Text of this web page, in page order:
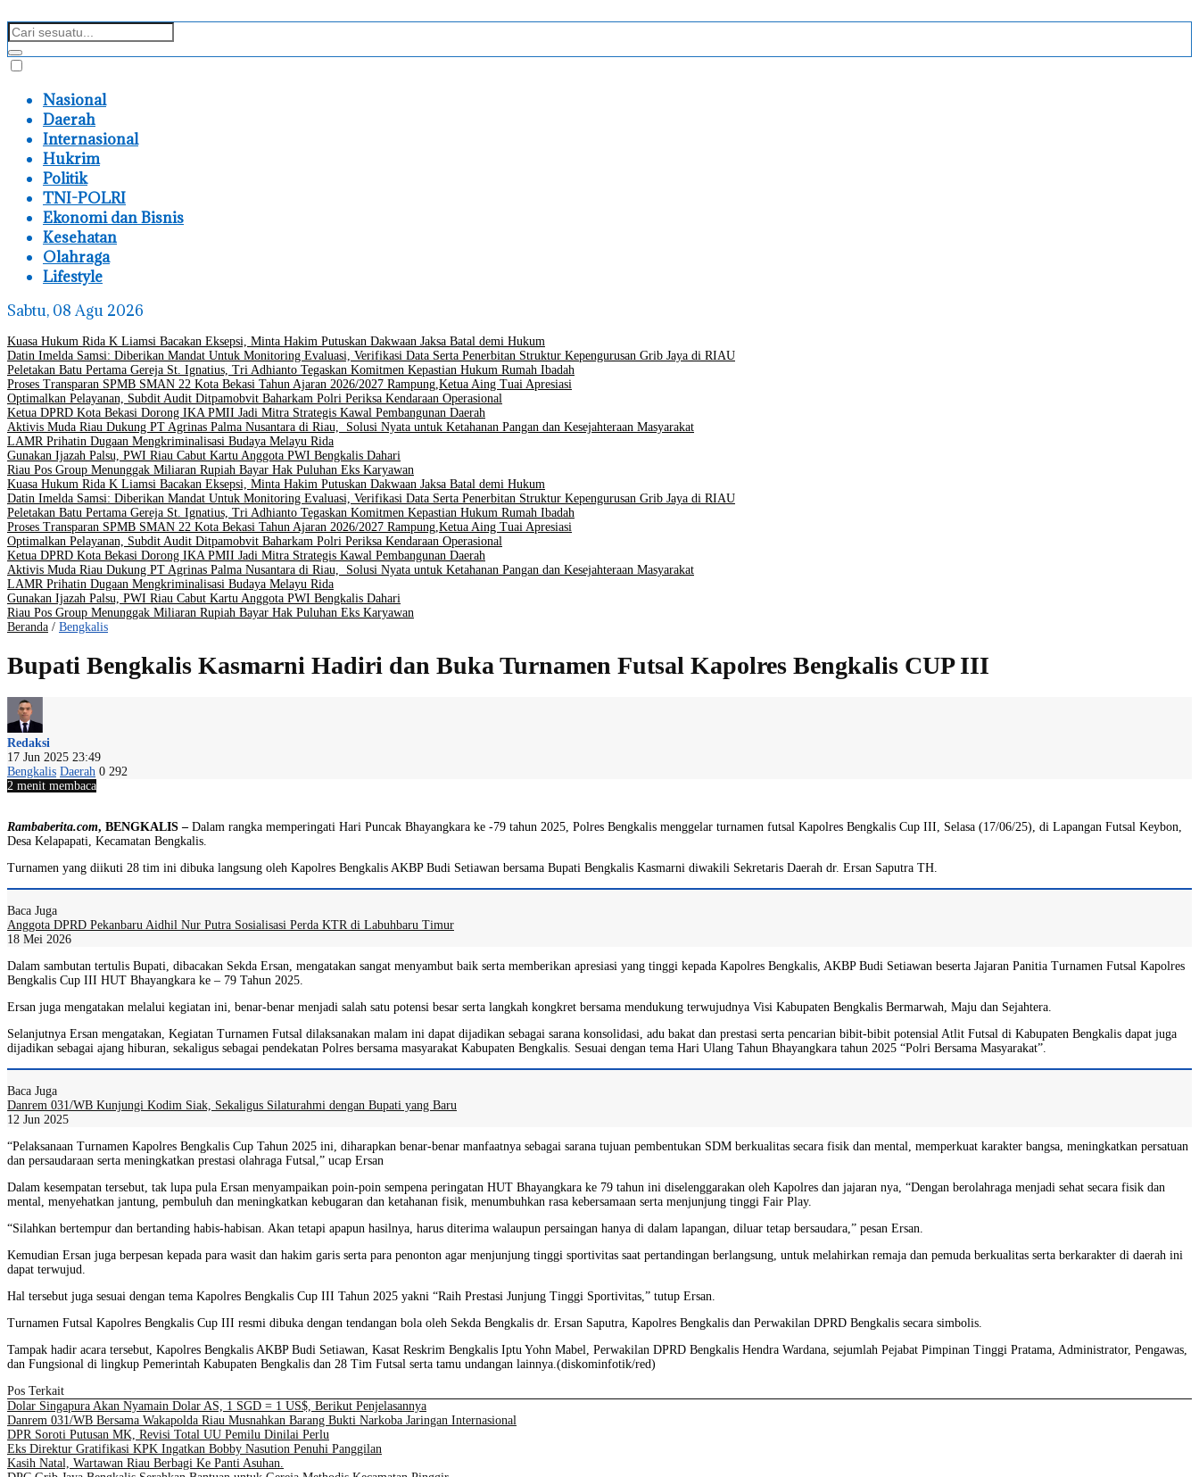
Nasional
Daerah
Internasional
Hukrim
Politik
TNI-POLRI
Ekonomi dan Bisnis
Kesehatan
Olahraga
Lifestyle
Sabtu, 08 Agu 2026
Kuasa Hukum Rida K Liamsi Bacakan Eksepsi, Minta Hakim Putuskan Dakwaan Jaksa Batal demi Hukum
Datin Imelda Samsi: Diberikan Mandat Untuk Monitoring Evaluasi, Verifikasi Data Serta Penerbitan Struktur Kepengurusan Grib Jaya di RIAU
Peletakan Batu Pertama Gereja St. Ignatius, Tri Adhianto Tegaskan Komitmen Kepastian Hukum Rumah Ibadah
Proses Transparan SPMB SMAN 22 Kota Bekasi Tahun Ajaran 2026/2027 Rampung,Ketua Aing Tuai Apresiasi
Optimalkan Pelayanan, Subdit Audit Ditpamobvit Baharkam Polri Periksa Kendaraan Operasional
Ketua DPRD Kota Bekasi Dorong IKA PMII Jadi Mitra Strategis Kawal Pembangunan Daerah
Aktivis Muda Riau Dukung PT Agrinas Palma Nusantara di Riau, Solusi Nyata untuk Ketahanan Pangan dan Kesejahteraan Masyarakat
LAMR Prihatin Dugaan Mengkriminalisasi Budaya Melayu Rida
Gunakan Ijazah Palsu, PWI Riau Cabut Kartu Anggota PWI Bengkalis Dahari
Riau Pos Group Menunggak Miliaran Rupiah Bayar Hak Puluhan Eks Karyawan
Kuasa Hukum Rida K Liamsi Bacakan Eksepsi, Minta Hakim Putuskan Dakwaan Jaksa Batal demi Hukum
Datin Imelda Samsi: Diberikan Mandat Untuk Monitoring Evaluasi, Verifikasi Data Serta Penerbitan Struktur Kepengurusan Grib Jaya di RIAU
Peletakan Batu Pertama Gereja St. Ignatius, Tri Adhianto Tegaskan Komitmen Kepastian Hukum Rumah Ibadah
Proses Transparan SPMB SMAN 22 Kota Bekasi Tahun Ajaran 2026/2027 Rampung,Ketua Aing Tuai Apresiasi
Optimalkan Pelayanan, Subdit Audit Ditpamobvit Baharkam Polri Periksa Kendaraan Operasional
Ketua DPRD Kota Bekasi Dorong IKA PMII Jadi Mitra Strategis Kawal Pembangunan Daerah
Aktivis Muda Riau Dukung PT Agrinas Palma Nusantara di Riau, Solusi Nyata untuk Ketahanan Pangan dan Kesejahteraan Masyarakat
LAMR Prihatin Dugaan Mengkriminalisasi Budaya Melayu Rida
Gunakan Ijazah Palsu, PWI Riau Cabut Kartu Anggota PWI Bengkalis Dahari
Riau Pos Group Menunggak Miliaran Rupiah Bayar Hak Puluhan Eks Karyawan
Beranda / Bengkalis
Bupati Bengkalis Kasmarni Hadiri dan Buka Turnamen Futsal Kapolres Bengkalis CUP III
Redaksi
17 Jun 2025 23:49
Bengkalis Daerah 0 292
2 menit membaca
Rambaberita.com, BENGKALIS – Dalam rangka memperingati Hari Puncak Bhayangkara ke -79 tahun 2025, Polres Bengkalis menggelar turnamen futsal Kapolres Bengkalis Cup III, Selasa (17/06/25), di Lapangan Futsal Keybon,
Desa Kelapapati, Kecamatan Bengkalis.
Turnamen yang diikuti 28 tim ini dibuka langsung oleh Kapolres Bengkalis AKBP Budi Setiawan bersama Bupati Bengkalis Kasmarni diwakili Sekretaris Daerah dr. Ersan Saputra TH.
Baca Juga
Anggota DPRD Pekanbaru Aidhil Nur Putra Sosialisasi Perda KTR di Labuhbaru Timur
18 Mei 2026
Dalam sambutan tertulis Bupati, dibacakan Sekda Ersan, mengatakan sangat menyambut baik serta memberikan apresiasi yang tinggi kepada Kapolres Bengkalis, AKBP Budi Setiawan beserta Jajaran Panitia Turnamen Futsal Kapolres
Bengkalis Cup III HUT Bhayangkara ke – 79 Tahun 2025.
Ersan juga mengatakan melalui kegiatan ini, benar-benar menjadi salah satu potensi besar serta langkah kongkret bersama mendukung terwujudnya Visi Kabupaten Bengkalis Bermarwah, Maju dan Sejahtera.
Selanjutnya Ersan mengatakan, Kegiatan Turnamen Futsal dilaksanakan malam ini dapat dijadikan sebagai sarana konsolidasi, adu bakat dan prestasi serta pencarian bibit-bibit potensial Atlit Futsal di Kabupaten Bengkalis dapat juga
dijadikan sebagai ajang hiburan, sekaligus sebagai pendekatan Polres bersama masyarakat Kabupaten Bengkalis. Sesuai dengan tema Hari Ulang Tahun Bhayangkara tahun 2025 “Polri Bersama Masyarakat”.
Baca Juga
Danrem 031/WB Kunjungi Kodim Siak, Sekaligus Silaturahmi dengan Bupati yang Baru
12 Jun 2025
“Pelaksanaan Turnamen Kapolres Bengkalis Cup Tahun 2025 ini, diharapkan benar-benar manfaatnya sebagai sarana tujuan pembentukan SDM berkualitas secara fisik dan mental, memperkuat karakter bangsa, meningkatkan persatuan
dan persaudaraan serta meningkatkan prestasi olahraga Futsal,” ucap Ersan
Dalam kesempatan tersebut, tak lupa pula Ersan menyampaikan poin-poin sempena peringatan HUT Bhayangkara ke 79 tahun ini diselenggarakan oleh Kapolres dan jajaran nya, “Dengan berolahraga menjadi sehat secara fisik dan
mental, menyehatkan jantung, pembuluh dan meningkatkan kebugaran dan ketahanan fisik, menumbuhkan rasa kebersamaan serta menjunjung tinggi Fair Play.
“Silahkan bertempur dan bertanding habis-habisan. Akan tetapi apapun hasilnya, harus diterima walaupun persaingan hanya di dalam lapangan, diluar tetap bersaudara,” pesan Ersan.
Kemudian Ersan juga berpesan kepada para wasit dan hakim garis serta para penonton agar menjunjung tinggi sportivitas saat pertandingan berlangsung, untuk melahirkan remaja dan pemuda berkualitas serta berkarakter di daerah ini
dapat terwujud.
Hal tersebut juga sesuai dengan tema Kapolres Bengkalis Cup III Tahun 2025 yakni “Raih Prestasi Junjung Tinggi Sportivitas,” tutup Ersan.
Turnamen Futsal Kapolres Bengkalis Cup III resmi dibuka dengan tendangan bola oleh Sekda Bengkalis dr. Ersan Saputra, Kapolres Bengkalis dan Perwakilan DPRD Bengkalis secara simbolis.
Tampak hadir acara tersebut, Kapolres Bengkalis AKBP Budi Setiawan, Kasat Reskrim Bengkalis Iptu Yohn Mabel, Perwakilan DPRD Bengkalis Hendra Wardana, sejumlah Pejabat Pimpinan Tinggi Pratama, Administrator, Pengawas,
dan Fungsional di lingkup Pemerintah Kabupaten Bengkalis dan 28 Tim Futsal serta tamu undangan lainnya.(diskominfotik/red)
Pos Terkait
Dolar Singapura Akan Nyamain Dolar AS, 1 SGD = 1 US$, Berikut Penjelasannya
Danrem 031/WB Bersama Wakapolda Riau Musnahkan Barang Bukti Narkoba Jaringan Internasional
DPR Soroti Putusan MK, Revisi Total UU Pemilu Dinilai Perlu
Eks Direktur Gratifikasi KPK Ingatkan Bobby Nasution Penuhi Panggilan
Kasih Natal, Wartawan Riau Berbagi Ke Panti Asuhan.